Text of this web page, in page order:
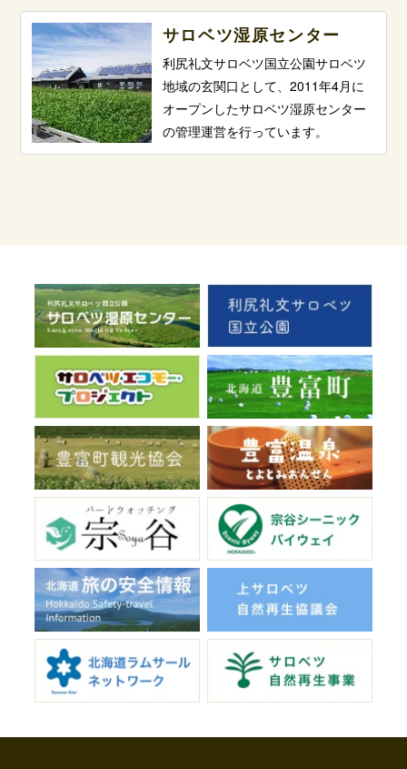
サロベツ湿原センター
利尻礼文サロベツ国立公園サロベツ
地域の玄関口として、2011年4月に
オープンしたサロベツ湿原センター
の管理運営を行っています。